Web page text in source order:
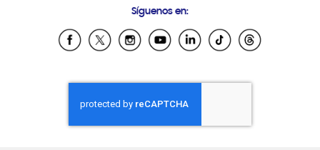
Samsung Ecuador
Samsung El Salvador
Samsung Honduras
Samsung Nicaragua
Samsung Panamá
Síguenos en: